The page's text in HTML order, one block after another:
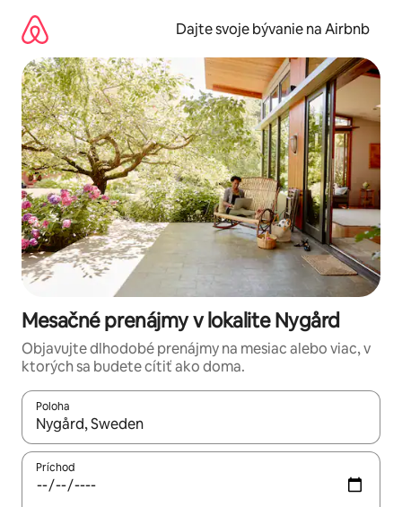
obsah.
Dajte svoje bývanie na Airbnb
Mesačné prenájmy v lokalite Nygård
Objavujte dlhodobé prenájmy na mesiac alebo viac, v
ktorých sa budete cítiť ako doma.
Poloha
Keď budú výsledky k dispozícii, môžete si ich prechádzať
Príchod